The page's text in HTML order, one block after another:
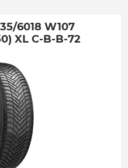
6018 W107
XL C-B-B-72